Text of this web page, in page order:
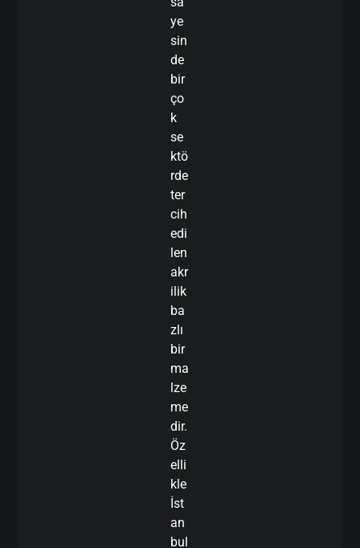
ye
sin
de
bir
ço
k
se
ktö
rde
ter
cih
edi
len
akr
ilik
ba
zlı
bir
ma
lze
me
dir.
Öz
elli
kle
İst
an
bul